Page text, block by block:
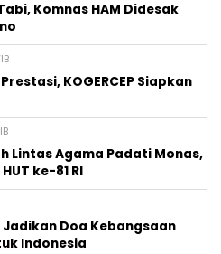
Komnas HAM Didesak
KOGERCEP Siapkan
Lintas Agama Padati Monas,
ke-81 RI
Doa Kebangsaan
Indonesia